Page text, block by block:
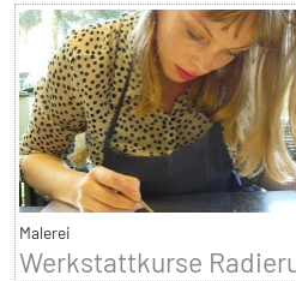
Malerei
Werkstattkurse